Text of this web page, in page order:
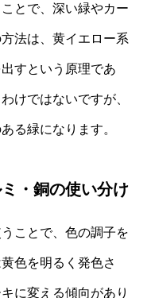
とで、深い緑やカー
法は、黄イエロー系
すという原理であ
けではないですが、
る緑になります。
・銅の使い分け
ことで、色の調子を
色を明るく発色さ
に変える傾向があり